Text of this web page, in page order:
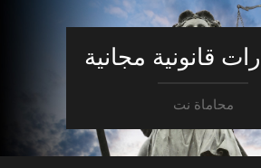
قانونية مجانية
محاماة نت